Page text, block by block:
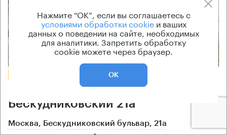
Бескудниковский 21а
Москва, Бескудниковский бульвар, 21а
Нажмите “ОК”, если вы соглашаетесь с
условиями обработки cookieи ваших
данных о поведении на сайте, необходимых
для аналитики. Запретить обработку
cookie можете через браузер.
ОК